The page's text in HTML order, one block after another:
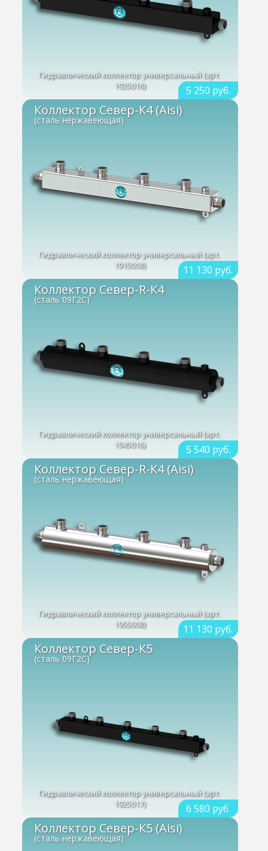
5 250 руб.
Гидравлический коллектор универсальный (арт.
1925016)
11 130 руб.
Коллектор Север-К4 (Aisi)
(сталь нержавеющая)
Гидравлический коллектор универсальный (арт.
1915008)
5 540 руб.
Коллектор Север-R-К4
(сталь 09Г2С)
Гидравлический коллектор универсальный (арт.
1945016)
11 130 руб.
Коллектор Север-R-К4 (Aisi)
(сталь нержавеющая)
Гидравлический коллектор универсальный (арт.
1955008)
6 580 руб.
Коллектор Север-К5
(сталь 09Г2С)
Гидравлический коллектор универсальный (арт.
1925017)
Коллектор Север-К5 (Aisi)
(сталь нержавеющая)